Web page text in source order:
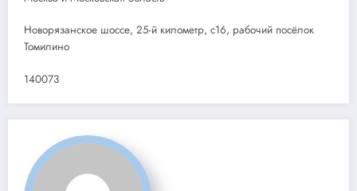
Новорязанское шоссе, 25-й километр, с16, рабочий посёлок
Томилино
140073